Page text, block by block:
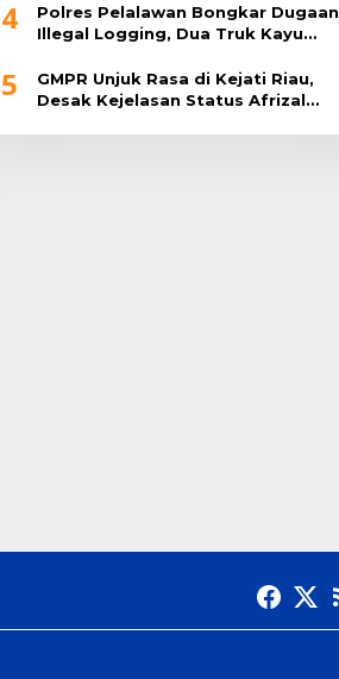
4
Polres Pelalawan Bongkar Dugaan
Illegal Logging, Dua Truk Kayu
5
GMPR Unjuk Rasa di Kejati Riau,
Desak Kejelasan Status Afrizal